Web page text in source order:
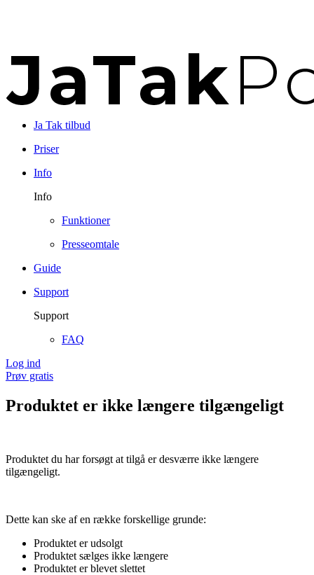
Ja Tak tilbud
Priser
Info
Info
Funktioner
Presseomtale
Guide
Support
Support
FAQ
Log ind
Prøv gratis
Produktet er ikke længere tilgængeligt
Produktet du har forsøgt at tilgå er desværre ikke længere
tilgængeligt.
Dette kan ske af en række forskellige grunde:
Produktet er udsolgt
Produktet sælges ikke længere
Produktet er blevet slettet